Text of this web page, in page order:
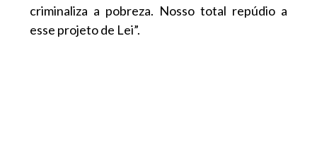
criminaliza a pobreza. Nosso total repúdio a
esse projeto de Lei”.